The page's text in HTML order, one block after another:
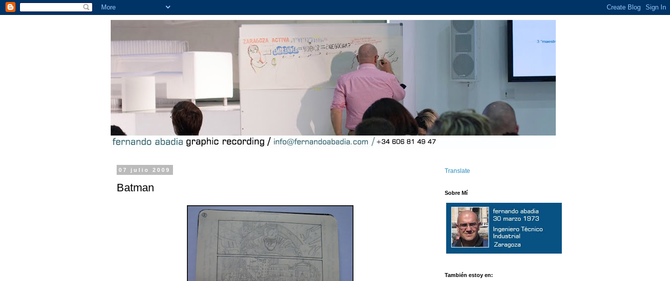
07 julio 2009
Batman
Translate
Sobre Mí
También estoy en: